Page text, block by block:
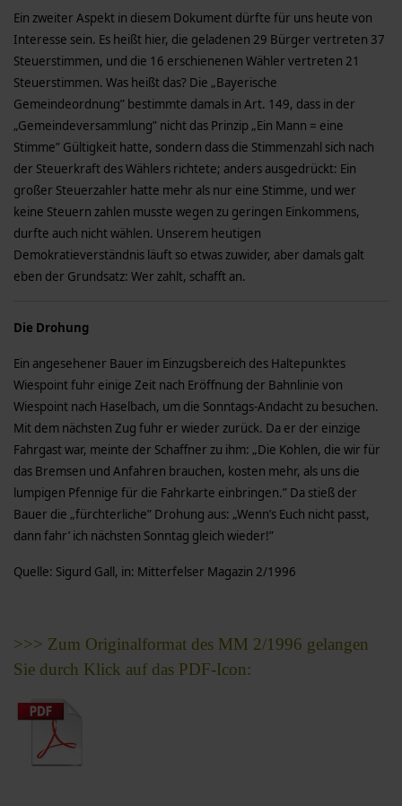
Ein zweiter Aspekt in diesem Dokument dürfte für uns heute von
Interesse sein. Es heißt hier, die geladenen 29 Bürger vertreten 37
Steuerstimmen, und die 16 erschienenen Wähler vertreten 21
Steuerstimmen. Was heißt das? Die „Bayerische
Gemeindeordnung” bestimmte damals in Art. 149, dass in der
„Gemeindeversammlung” nicht das Prinzip „Ein Mann = eine
Stimme” Gültigkeit hatte, sondern dass die Stimmenzahl sich nach
der Steuerkraft des Wählers richtete; anders ausgedrückt: Ein
großer Steuerzahler hatte mehr als nur eine Stimme, und wer
keine Steuern zahlen musste wegen zu geringen Einkommens,
durfte auch nicht wählen. Unserem heutigen
Demokratieverständnis läuft so etwas zuwider, aber damals galt
eben der Grundsatz: Wer zahlt, schafft an.
Die Drohung
Ein angesehener Bauer im Einzugsbereich des Haltepunktes
Wiespoint fuhr einige Zeit nach Eröffnung der Bahnlinie von
Wiespoint nach Haselbach, um die Sonntags-Andacht zu besuchen.
Mit dem nächsten Zug fuhr er wieder zurück. Da er der einzige
Fahrgast war, meinte der Schaffner zu ihm: „Die Kohlen, die wir für
das Bremsen und Anfahren brauchen, kosten mehr, als uns die
lumpigen Pfennige für die Fahrkarte einbringen.” Da stieß der
Bauer die „fürchterliche” Drohung aus: „Wenn’s Euch nicht passt,
dann fahr’ ich nächsten Sonntag gleich wieder!”
Quelle: Sigurd Gall, in: Mitterfelser Magazin 2/1996
>>> Zum Originalformat des MM 2/1996 gelangen
Sie durch Klick auf das PDF-Icon: